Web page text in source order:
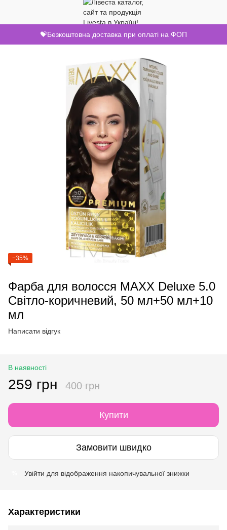
💝Безкоштовна доставка при оплаті на ФОП
−35%
Фарба для волосся MAXX Deluxe 5.0
Світло-коричневий, 50 мл+50 мл+10
мл
Написати відгук
В наявності
259 грн 400 грн
Купити
Замовити швидко
Увійти для відображення накопичувальної знижки
Характеристики